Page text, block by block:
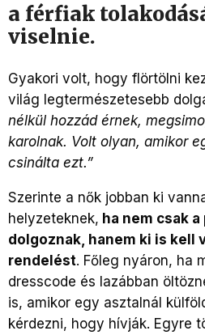
a férfiak
viselnie.
Gyakori volt, hogy flörtölni
világ legtermészetesebb
nélkül hozzád érnek,
karolnak. Volt olyan, amikor
csinálta ezt.”
Szerinte a nők jobban ki
helyzeteknek, ha nem csak
dolgoznak, hanem ki is kell
rendelést. Főleg nyáron, ha
dresscode és lazábban
is, amikor egy asztalnál
kérdezni, hogy hívják. Egyre